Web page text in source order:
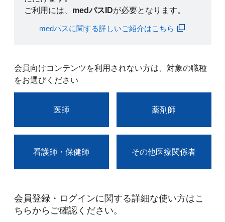
ご利用には、 medパスIDが必要となります。
medパスに関する詳しいご紹介はこちら
会員向けコンテンツを利用されない方は、対象の職種
をお選びください
医師 薬剤師
看護師・保健師 その他医療関係者
会員登録・ログインに関する詳細な使い方はこ
ちらからご確認ください。​